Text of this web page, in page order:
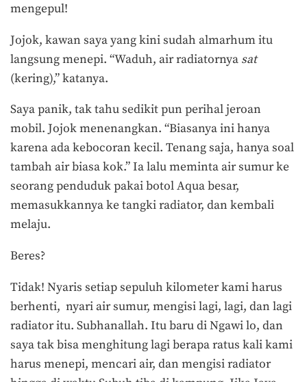
mengepul!
Jojok, kawan saya yang kini sudah almarhum itu
langsung menepi. “Waduh, air radiatornya sat
(kering),” katanya.
Saya panik, tak tahu sedikit pun perihal jeroan
mobil. Jojok menenangkan. “Biasanya ini hanya
karena ada kebocoran kecil. Tenang saja, hanya soal
tambah air biasa kok.” Ia lalu meminta air sumur ke
seorang penduduk pakai botol Aqua besar,
memasukkannya ke tangki radiator, dan kembali
melaju.
Beres?
Tidak! Nyaris setiap sepuluh kilometer kami harus
berhenti, nyari air sumur, mengisi lagi, lagi, dan lagi
radiator itu. Subhanallah. Itu baru di Ngawi lo, dan
saya tak bisa menghitung lagi berapa ratus kali kami
harus menepi, mencari air, dan mengisi radiator